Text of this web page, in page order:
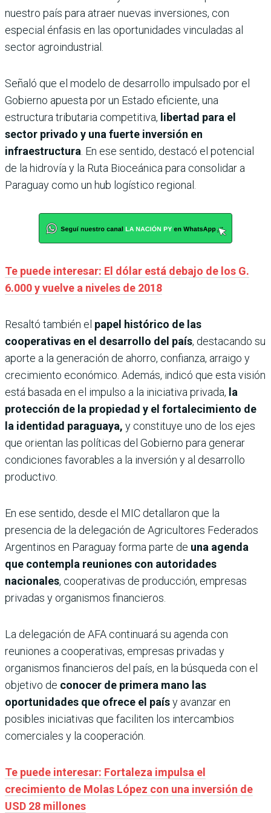
nuestro país para atraer nuevas inversiones, con
especial énfasis en las oportunidades vinculadas al
sector agroindustrial.
Señaló que el modelo de desarrollo impulsado por el
Gobierno apuesta por un Estado eficiente, una
estructura tributaria competitiva, libertad para el
sector privado y una fuerte inversión en
infraestructura . En ese sentido, destacó el potencial
de la hidrovía y la Ruta Bioceánica para consolidar a
Paraguay como un hub logístico regional.
Te puede interesar: El dólar está debajo de los G.
6.000 y vuelve a niveles de 2018
Resaltó también el papel histórico de las
cooperativas en el desarrollo del país, destacando su
aporte a la generación de ahorro, confianza, arraigo y
crecimiento económico. Además, indicó que esta visión
está basada en el impulso a la iniciativa privada, la
protección de la propiedad y el fortalecimiento de
la identidad paraguaya, y constituye uno de los ejes
que orientan las políticas del Gobierno para generar
condiciones favorables a la inversión y al desarrollo
productivo.
En ese sentido, desde el MIC detallaron que la
presencia de la delegación de Agricultores Federados
Argentinos en Paraguay forma parte de una agenda
que contempla reuniones con autoridades
nacionales, cooperativas de producción, empresas
privadas y organismos financieros.
La delegación de AFA continuará su agenda con
reuniones a cooperativas, empresas privadas y
organismos financieros del país, en la búsqueda con el
objetivo de conocer de primera mano las
oportunidades que ofrece el paísy avanzar en
posibles iniciativas que faciliten los intercambios
comerciales y la cooperación.
Te puede interesar: Fortaleza impulsa el
crecimiento de Molas López con una inversión de
USD 28 millones